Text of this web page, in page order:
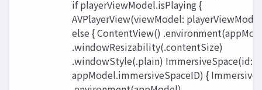
if playerViewModel.isPlaying {
AVPlayerView(viewModel:
else { ContentView()
.windowResizability(.contentSize)
.windowStyle(.plain) ImmersiveSpace(id:
appModel.immersiveSpaceID) {